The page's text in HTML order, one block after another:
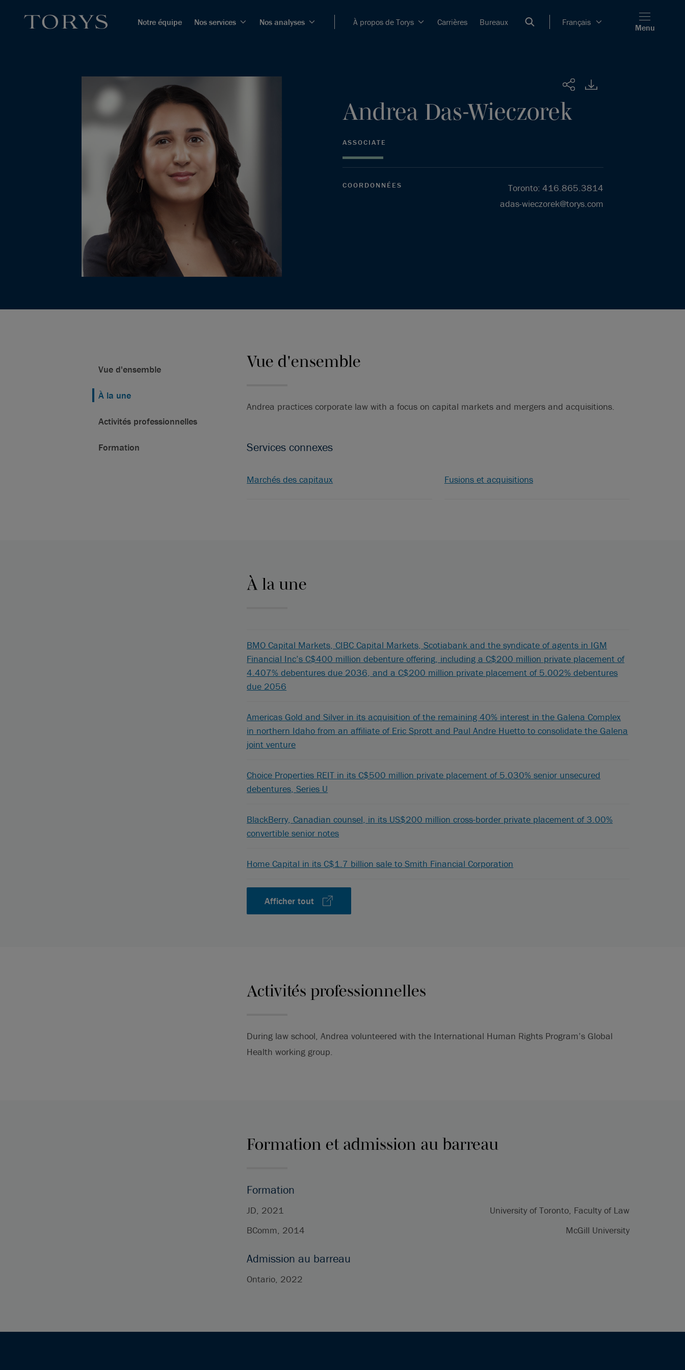
Notre équipe Nos services Nos analyses À propos de Torys Carrières Bureaux Français
Menu
Partager
Andrea Das-Wieczorek
ASSOCIATE
COORDONNÉES Toronto: 416.865.3814
adas-wieczorek@torys.com
Vue d'ensemble
À la une
Activités professionnelles
Formation
Vue d'ensemble
Andrea practices corporate law with a focus on capital markets and mergers and acquisitions.
Services connexes
Marchés des capitaux Fusions et acquisitions
À la une
BMO Capital Markets, CIBC Capital Markets, Scotiabank and the syndicate of agents in IGM
Financial Inc’s C$400 million debenture offering, including a C$200 million private placement of
4.407% debentures due 2036, and a C$200 million private placement of 5.002% debentures
due 2056
Americas Gold and Silver in its acquisition of the remaining 40% interest in the Galena Complex
in northern Idaho from an affiliate of Eric Sprott and Paul Andre Huetto to consolidate the Galena
joint venture
Choice Properties REIT in its C$500 million private placement of 5.030% senior unsecured
debentures, Series U
BlackBerry, Canadian counsel, in its US$200 million cross-border private placement of 3.00%
convertible senior notes
Home Capital in its C$1.7 billion sale to Smith Financial Corporation
Afficher tout
Activités professionnelles
During law school, Andrea volunteered with the International Human Rights Program’s Global
Health working group.
Formation et admission au barreau
Formation
JD, 2021
University of Toronto, Faculty of Law
BComm, 2014
McGill University
Admission au barreau
Ontario, 2022